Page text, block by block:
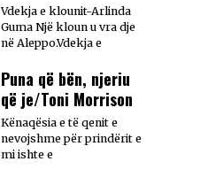
Vdekja e klounit-Arlinda
Guma Një kloun u vra dje
në Aleppo.Vdekja e
Puna që bën, njeriu
që je/Toni Morrison
Kënaqësia e të qenit e
nevojshme për prindërit e
mi ishte e